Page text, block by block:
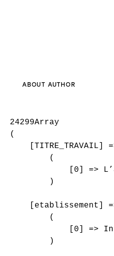
ABOUT AUTHOR
24299Array
(
[TITRE_TRAVAIL]
        (
[0] =>
        )
[etablissement]
        (
[0] =>
        )